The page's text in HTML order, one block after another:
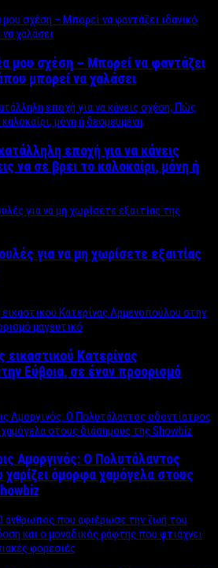
μου σχέση – Μπορεί να φαντάζει
μπορεί να χαλάσει
εποχή για να κάνεις
να σε βρει το καλοκαίρι, μόνη ή
για να μη χωρίσετε εξαιτίας
εικαστικού Κατερίνας
Εύβοια, σε έναν προορισμό
Αμοργινός: O Πολυτάλαντος
χαρίζει όμορφα χαμόγελα στους